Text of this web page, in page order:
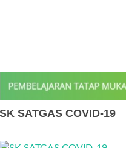
SK SATGAS COVID-19